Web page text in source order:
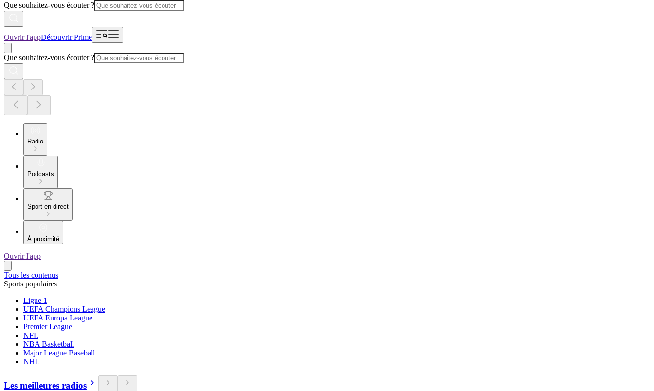
Que souhaitez-vous écouter ?
Ouvrir l'appDécouvrir Prime
Que souhaitez-vous écouter ?
Radio
Podcasts
Sport en direct
À proximité
Ouvrir l'app
Tous les contenus
Sports populaires
Ligue 1
UEFA Champions League
UEFA Europa League
Premier League
NFL
NBA Basketball
Major League Baseball
NHL
Les meilleures radios